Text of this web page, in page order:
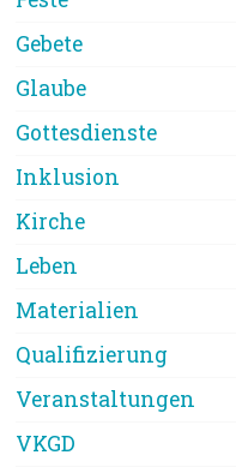
Gebete
Glaube
Gottesdienste
Inklusion
Kirche
Leben
Materialien
Qualifizierung
Veranstaltungen
VKGD